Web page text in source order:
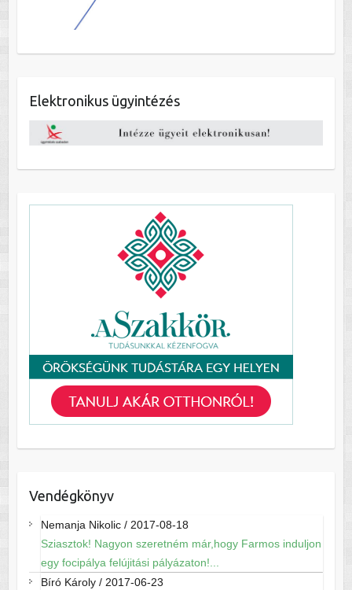
Elektronikus ügyintézés
Vendégkönyv
Nemanja Nikolic/ 2017-08-18
Sziasztok! Nagyon szeretném már,hogy Farmos induljon
egy focipálya felújitási pályázaton!...
Bíró Károly/ 2017-06-23